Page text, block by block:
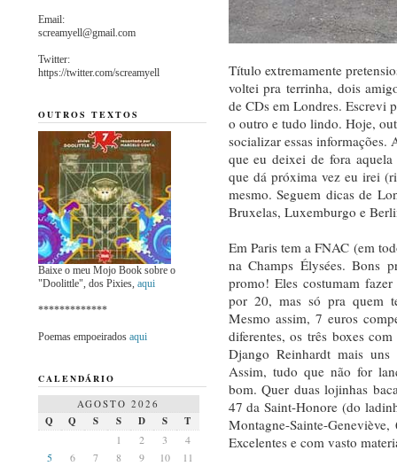
Título extremamente
voltei pra terrinha, dois
de CDs em Londres. Escrevi
o outro e tudo lindo. Hoje,
socializar essas
que eu deixei de fora
que dá próxima vez eu irei
mesmo. Seguem dicas de
Bruxelas, Luxemburgo e
Em Paris tem a FNAC (em
na Champs Élysées. Bons
promo! Eles costumam
por 20, mas só pra quem
Mesmo assim, 7 euros
diferentes, os três boxes
Django Reinhardt mais
Assim, tudo que não for
bom. Quer duas lojinhas
47 da Saint-Honore (do
Montagne-Sainte-
Excelentes e com vasto
Email:
screamyell@gmail.com
Twitter:
https://twitter.com/screamyell
OUTROS TEXTOS
Baixe o meu Mojo Book sobre o
"Doolittle", dos Pixies, aqui
*************
Poemas empoeirados aqui
CALENDÁRIO
AGOSTO 2026
Q Q S S D S
T
1
2 3
4
5
6 7 8 9 10
11